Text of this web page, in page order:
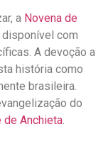
a Novena de
com
A devoção a
história como
brasileira.
do
de Anchieta.